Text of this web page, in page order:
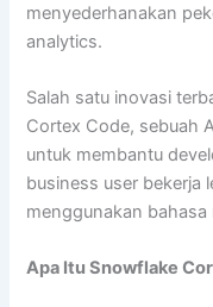
menyederhanakan
analytics.
Salah satu inovasi
Cortex Code, sebuah
untuk membantu
business user bekerja
menggunakan bahasa
Apa Itu Snowflake